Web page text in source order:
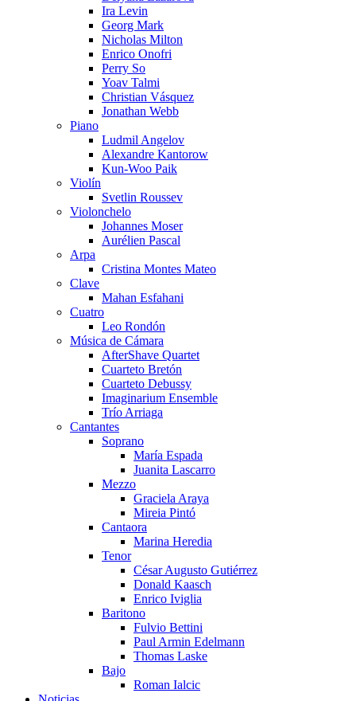
Ira Levin
Georg Mark
Nicholas Milton
Enrico Onofri
Perry So
Yoav Talmi
Christian Vásquez
Jonathan Webb
Piano
Ludmil Angelov
Alexandre Kantorow
Kun-Woo Paik
Violín
Svetlin Roussev
Violonchelo
Johannes Moser
Aurélien Pascal
Arpa
Cristina Montes Mateo
Clave
Mahan Esfahani
Cuatro
Leo Rondón
Música de Cámara
AfterShave Quartet
Cuarteto Bretón
Cuarteto Debussy
Imaginarium Ensemble
Trío Arriaga
Cantantes
Soprano
María Espada
Juanita Lascarro
Mezzo
Graciela Araya
Mireia Pintó
Cantaora
Marina Heredia
Tenor
César Augusto Gutiérrez
Donald Kaasch
Enrico Iviglia
Baritono
Fulvio Bettini
Paul Armin Edelmann
Thomas Laske
Bajo
Roman Ialcic